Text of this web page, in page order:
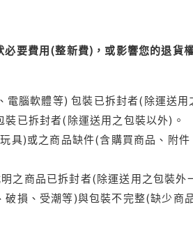
要費用(整新費)，或影響您的退貨
腦軟體等) 包裝已拆封者(除運送用
已拆封者(除運送用之包裝以外)。
具)或之商品缺件(含購買商品、附
之商品已拆封者(除運送用之包裝外
損、受潮等)與包裝不完整(缺少商